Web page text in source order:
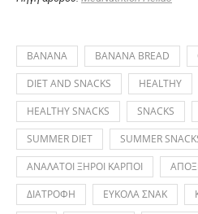
BANANA BANANA BREAD
DIET AND SNACKS
HEALTHY
HEALTHY SNACKS
SNACKS
SUMMER DIET
SUMMER
ΑΝΑΛΑΤΟΙ ΞΗΡΟΙ ΚΑΡΠΟΙ
ΔΙΑΤΡΟΦΗ
ΕΥΚΟΛΑ ΣΝΑΚ